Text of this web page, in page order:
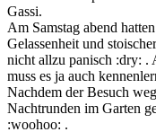
Gassi.
Am Samstag abend
Gelassenheit und
nicht allzu panisch :dry: .
muss es ja auch
Nachdem der Besuch
Nachtrunden im Garten
:woohoo: .